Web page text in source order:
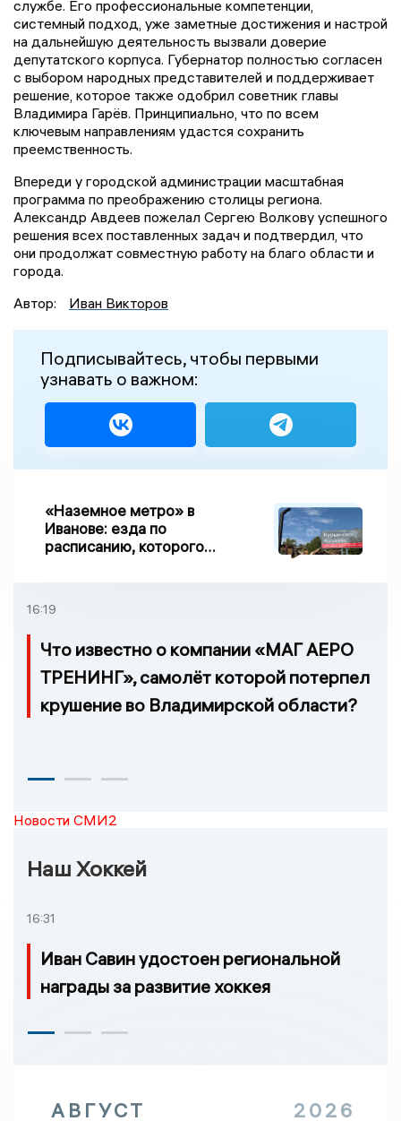
службе. Его профессиональные компетенции,
системный подход, уже заметные достижения и настрой
на дальнейшую деятельность вызвали доверие
депутатского корпуса. Губернатор полностью согласен
с выбором народных представителей и поддерживает
решение, которое также одобрил советник главы
Владимира Гарёв. Принципиально, что по всем
ключевым направлениям удастся сохранить
преемственность.
Впереди у городской администрации масштабная
программа по преображению столицы региона.
Александр Авдеев пожелал Сергею Волкову успешного
решения всех поставленных задач и подтвердил, что
они продолжат совместную работу на благо области и
города.
Автор:
Иван Викторов
Подписывайтесь, чтобы первыми
узнавать о важном:
«Наземное метро» в
Иванове: езда по
расписанию, которого
16:19
Что известно о компании «МАГ АЕРО
ТРЕНИНГ», самолёт которой потерпел
крушение во Владимирской области?
Новости СМИ2
Наш Хоккей
16:31
Иван Савин удостоен региональной
награды за развитие хоккея
АВГУСТ 2026